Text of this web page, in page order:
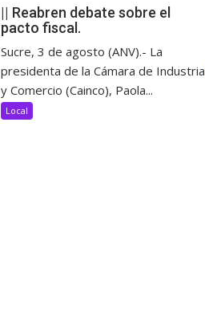
|| Reabren debate sobre el
pacto fiscal.
Sucre, 3 de agosto (ANV).- La
presidenta de la Cámara de Industria
y Comercio (Cainco), Paola...
Local